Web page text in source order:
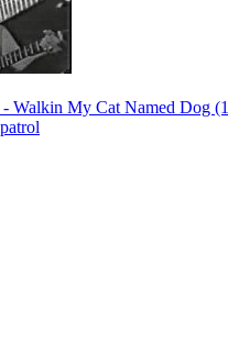
- Walkin My Cat Named Dog